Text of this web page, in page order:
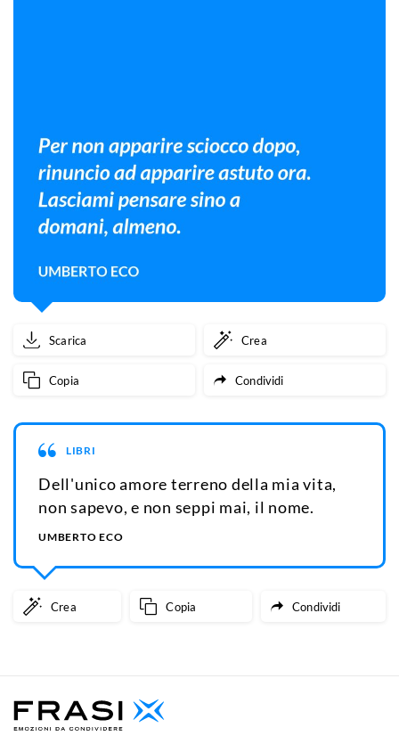
Scarica Crea
Copia Condividi
LIBRI
Dell'unico amore terreno della mia vita,
non sapevo, e non seppi mai, il nome.
UMBERTO ECO
Crea Copia Condividi